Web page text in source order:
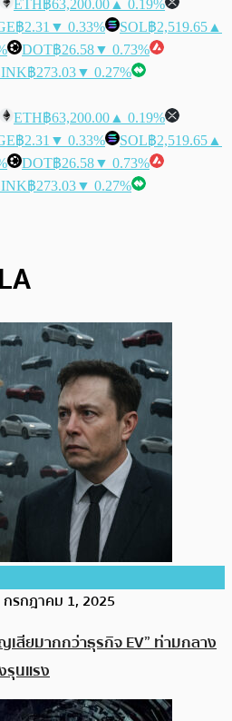
ETH฿63,200.00 ▲ 0.19%
฿2.31 ▼ 0.33% SOL฿2,519.65 ▲
DOT฿26.58▼ 0.73%
฿273.03▼ 0.27%
ETH฿63,200.00 ▲ 0.19%
฿2.31 ▼ 0.33% SOL฿2,519.65 ▲
DOT฿26.58▼ 0.73%
฿273.03▼ 0.27%
กรกฎาคม 1, 2025
สียมากกว่าธุรกิจ EV” ท่ามกลาง
รุนแรง